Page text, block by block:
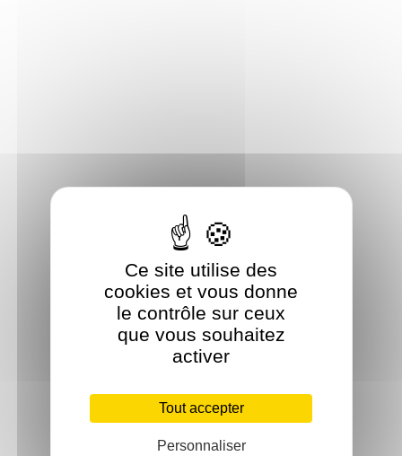
Ce site utilise des
cookies et vous donne
le contrôle sur ceux
que vous souhaitez
activer
Tout accepter
Personnaliser